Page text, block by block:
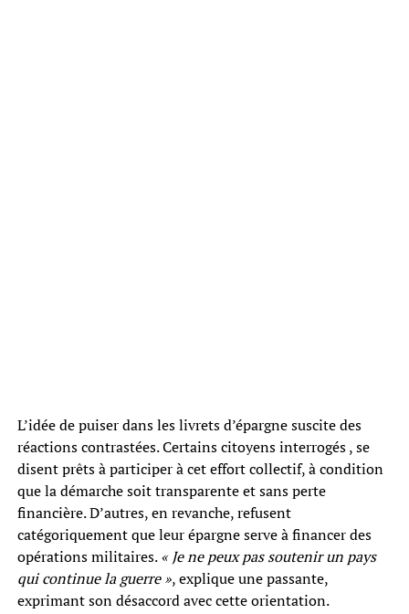
L’idée de puiser dans les livrets d’épargne suscite des
réactions contrastées. Certains citoyens interrogés , se
disent prêts à participer à cet effort collectif, à condition
que la démarche soit transparente et sans perte
financière. D’autres, en revanche, refusent
catégoriquement que leur épargne serve à financer des
opérations militaires.« Je ne peux pas soutenir un pays
qui continue la guerre », explique une passante,
exprimant son désaccord avec cette orientation.